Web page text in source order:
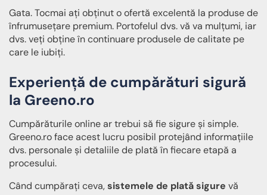
Gata. Tocmai ați obținut o ofertă excelentă la produse de
înfrumusețare premium. Portofelul dvs. vă va mulțumi, iar
dvs. veți obține în continuare produsele de calitate pe
care le iubiți.
Experiență de cumpărături sigură
la Greeno.ro
Cumpărăturile online ar trebui să fie sigure și simple.
Greeno.ro face acest lucru posibil protejând informațiile
dvs. personale și detaliile de plată în fiecare etapă a
procesului.
Când cumpărați ceva,sistemele de plată sigure vă